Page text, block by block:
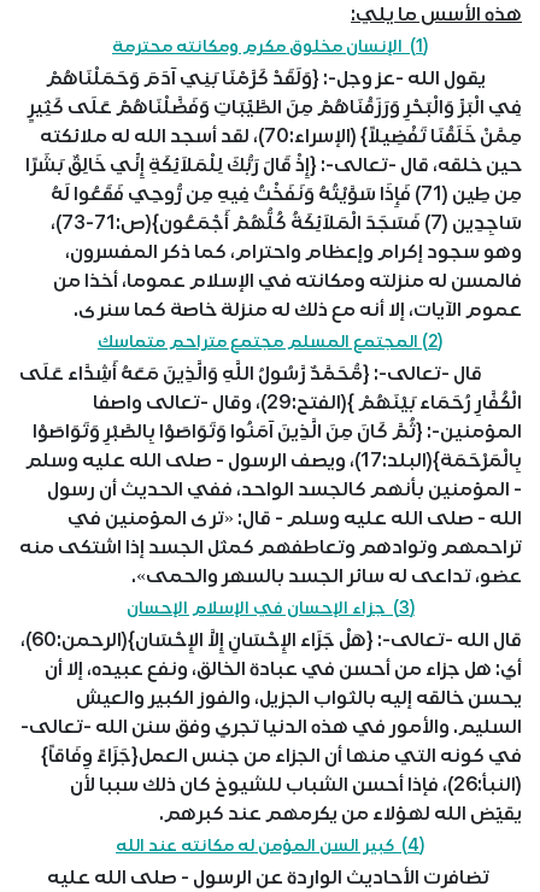
هذه الأسس ما يلي:
(1) الإنسان مخلوق مكرم ومكانته محترمة
يقول الله -عز وجل-: {وَلَقَدْ كَرَّمْنَا بَنِي آدَمَ وَحَمَلْنَاهُمْ
فِي الْبَرِّ وَالْبَحْرِ وَرَزَقْنَاهُمْ مِنَ الطَّيِّبَاتِ وَفَضَّلْنَاهُمْ عَلَى كَثِيرٍ
مِمَّنْ خَلَقْنَا تَفْضِيلاً} (الإسراء:70)، لقد أسجد الله له ملائكته
حين خلقه، قال -تعالى-: {إِذْ قَالَ رَبُّكَ لِلْمَلاَئِكَةِ إِنِّي خَالِقٌ بَشَرًا
مِن طِين (71) فَإِذَا سَوَّيْتُهُ وَنَفَخْتُ فِيهِ مِن رُّوحِي فَقَعُوا لَهُ
سَاجِدِين (7) فَسَجَدَ الْمَلاَئِكَةُ كُلُّهُمْ أَجْمَعُون}(ص:71-73)،
وهو سجود إكرام وإعظام واحترام، كما ذكر المفسرون،
فالمسن له منزلته ومكانته في الإسلام عموما، أخذا من
عموم الآيات، إلا أنه مع ذلك له منزلة خاصة كما سنرى.
(2) المجتمع المسلم مجتمع متراحم متماسك
قال -تعالى-: {مُّحَمَّدٌ رَّسُولُ اللَّهِ وَالَّذِينَ مَعَهُ أَشِدَّاء عَلَى
الْكُفَّارِ رُحَمَاء بَيْنَهُمْ }(الفتح:29)، وقال -تعالى واصفا
المؤمنين-: {ثُمَّ كَانَ مِنَ الَّذِينَ آمَنُوا وَتَوَاصَوْا بِالصَّبْرِ وَتَوَاصَوْا
بِالْمَرْحَمَة}(البلد:17)، ويصف الرسول - صلى الله عليه وسلم
- المؤمنين بأنهم كالجسد الواحد، ففي الحديث أن رسول
الله - صلى الله عليه وسلم - قال: «ترى المؤمنين في
تراحمهم وتوادهم وتعاطفهم كمثل الجسد إذا اشتكى منه
عضو، تداعى له سائر الجسد بالسهر والحمى».
(3) جزاء الإحسان في الإسلام الإحسان
قال الله -تعالى-: {هَلْ جَزَاء الإِحْسَانِ إِلاَّ الإِحْسَان}(الرحمن:60)،
أي: هل جزاء من أحسن في عبادة الخالق، ونفع عبيده، إلا أن
يحسن خالقه إليه بالثواب الجزيل، والفوز الكبير والعيش
السليم. والأمور في هذه الدنيا تجري وفق سنن الله -تعالى-
في كونه التي منها أن الجزاء من جنس العمل{جَزَاءً وِفَاقاً}
(النبأ:26)، فإذا أحسن الشباب للشيوخ كان ذلك سببا لأن
يقيّض الله لهؤلاء من يكرمهم عند كبرهم.
(4) كبير السن المؤمن له مكانته عند الله
تضافرت الأحاديث الواردة عن الرسول - صلى الله عليه